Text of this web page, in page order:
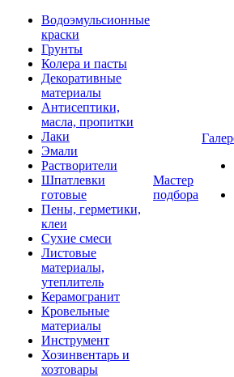
Водоэмульсионные
краски
Грунты
Колера и пасты
Декоративные
материалы
Антисептики,
масла, пропитки
Лаки
Эмали
Растворители
Шпатлевки
готовые
Пены, герметики,
клеи
Сухие смеси
Листовые
материалы,
утеплитель
Керамогранит
Кровельные
материалы
Инструмент
Хозинвентарь и
хозтовары
Мастер
подбора